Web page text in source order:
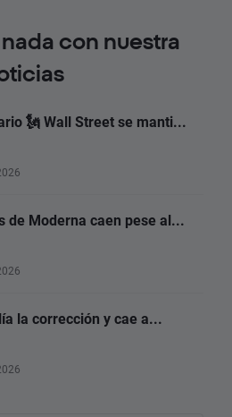
con nuestra
🗽 Wall Street se manti...
de Moderna caen pese al...
la corrección y cae a...